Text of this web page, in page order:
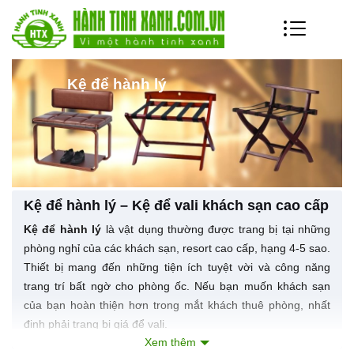
Kệ để hành lý
Kệ để hành lý – Kệ để vali khách sạn cao cấp
Kệ để hành lý là vật dụng thường được trang bị tại những
phòng nghỉ của các khách sạn, resort cao cấp, hạng 4-5 sao.
Thiết bị mang đến những tiện ích tuyệt vời và công năng
trang trí bất ngờ cho phòng ốc. Nếu bạn muốn khách sạn
của bạn hoàn thiện hơn trong mắt khách thuê phòng, nhất
định phải trang bị giá để vali.
Tầm quan trọng của giá để hành lý khách sạn
Xem thêm